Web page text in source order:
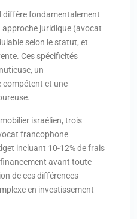
diffère fondamentalement
juridique (avocat
selon le statut, et
Ces spécificités
un
et une
israélien, trois
francophone
incluant 10-12% de frais
avant toute
de ces différences
en investissement